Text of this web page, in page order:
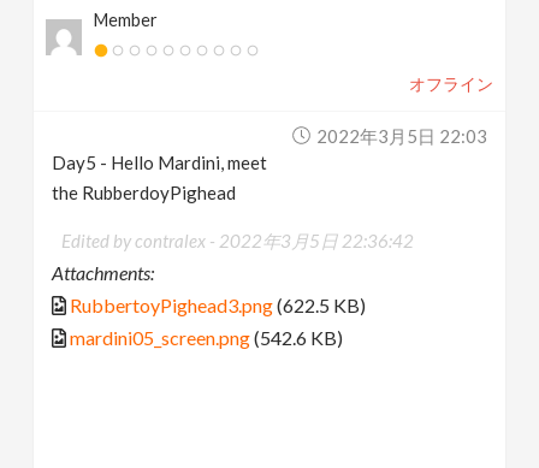
Member
オフライン
2022年3月5日 22:03
Day5 - Hello Mardini, meet
the RubberdoyPighead
Edited by contralex - 2022年3月5日 22:36:42
Attachments:
RubbertoyPighead3.png(622.5 KB)
mardini05_screen.png(542.6 KB)